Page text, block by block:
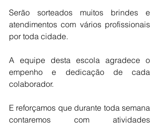
Serão sorteados muitos brindes e
atendimentos com vários profissionais
por toda cidade.
A equipe desta escola agradece o
empenho e dedicação de cada
colaborador.
E reforçamos que durante toda semana
contaremos com atividades